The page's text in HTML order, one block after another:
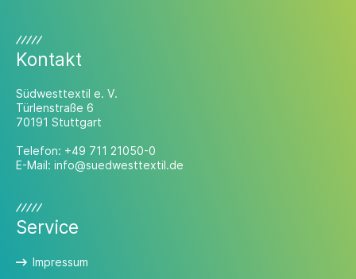
Kontakt
Südwesttextil e. V.
Türlenstraße 6
70191 Stuttgart
Telefon: +49 711 21050-0
E-Mail: info@suedwesttextil.de
Service
Impressum